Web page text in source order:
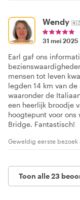
Wendy
31 mei 2025
Earl gaf ons
mensen tot leven
legden 14 km van
waaronder de
een heerlijk broodje
hoogtepunt voor ons
Bridge. Fantastisch!
Geweldig eerste bezoek
Toon alle 23